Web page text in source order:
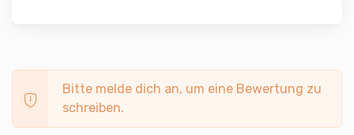
Bitte melde dich an, um eine Bewertung zu
schreiben.